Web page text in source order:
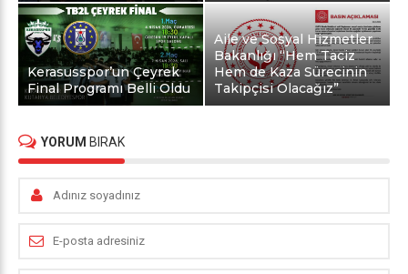
Kerasusspor’un Çeyrek
Final Programı Belli Oldu
Aile ve Sosyal Hizmetler
Bakanlığı “Hem Taciz
Hem de Kaza Sürecinin
Takipçisi Olacağız”
YORUM BIRAK